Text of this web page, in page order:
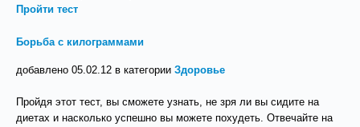
Пройти тест
Борьба с килограммами
добавлено 05.02.12 в категории Здоровье
Пройдя этот тест, вы сможете узнать, не зря ли вы сидите на
диетах и насколько успешно вы можете похудеть. Отвечайте на